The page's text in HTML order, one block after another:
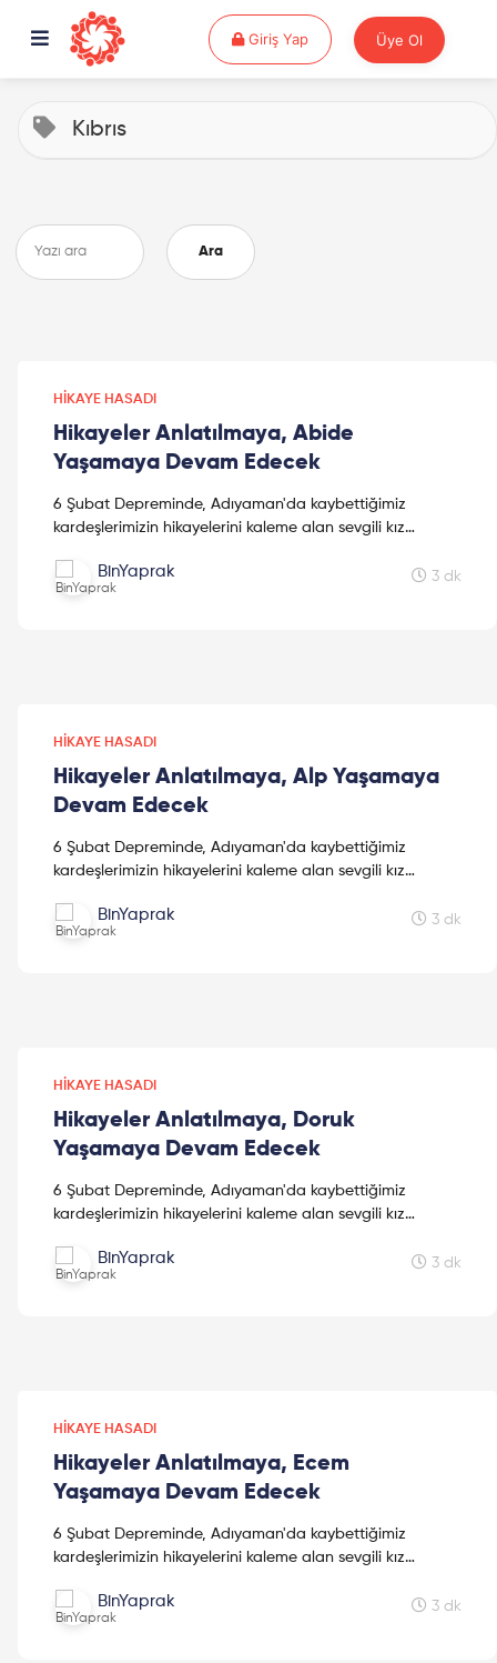
Giriş YapGiriş Yap Üye Ol
Kıbrıs
Ara
HIKAYE HASADI
Hikayeler Anlatılmaya, Abide
Yaşamaya Devam Edecek
6 Şubat Depreminde, Adıyaman'da kaybettiğimiz
kardeşlerimizin hikayelerini kaleme alan sevgili kız
BinYaprak 3 dk
HIKAYE HASADI
Hikayeler Anlatılmaya, Alp Yaşamaya
Devam Edecek
6 Şubat Depreminde, Adıyaman'da kaybettiğimiz
kardeşlerimizin hikayelerini kaleme alan sevgili kız
BinYaprak 3 dk
HIKAYE HASADI
Hikayeler Anlatılmaya, Doruk
Yaşamaya Devam Edecek
6 Şubat Depreminde, Adıyaman'da kaybettiğimiz
kardeşlerimizin hikayelerini kaleme alan sevgili kız
BinYaprak 3 dk
HIKAYE HASADI
Hikayeler Anlatılmaya, Ecem
Yaşamaya Devam Edecek
6 Şubat Depreminde, Adıyaman'da kaybettiğimiz
kardeşlerimizin hikayelerini kaleme alan sevgili kız
BinYaprak 3 dk